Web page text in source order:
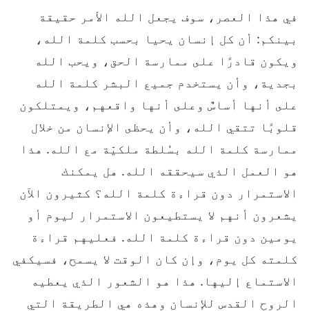
في هذا العصر، سوف يجعل الله الأمر حقيقة
بينكم: أن كل إنسان يحيا بحسب كلمة الله،
ويكون قادرًا على ممارسة الحق، ويحب الله
بجدية، وأن يستخدم جميع البشر كلمة الله
على أنها أساسٌ وعلى أنها واقعهم، ويمتلكون
قلوبًا تتقي الله، وأن يحظى الإنسان من خلال
ممارسة كلمة الله بسُلطة ملكيّة مع الله. هذا
هو العمل الذي سيحققه الله. هل يمكنك
الاستمرار دون قراءة كلمة الله؟ كثيرون الآن
يشعرون أنهم لا يستطيعون الاستمرار ليوم أو
يومين دون قراءة كلمة الله. فعليهم قراءة
كلمته كل يوم، وإن كان الوقت لا يسمح، فسيكفي
الاستماع إليها. هذا هو الشعور الذي يعطيه
الروح القدس للإنسان وهذه هي الطريقة التي